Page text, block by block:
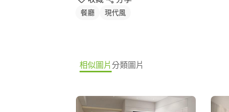
餐廳 現代風
相似圖片分類圖片